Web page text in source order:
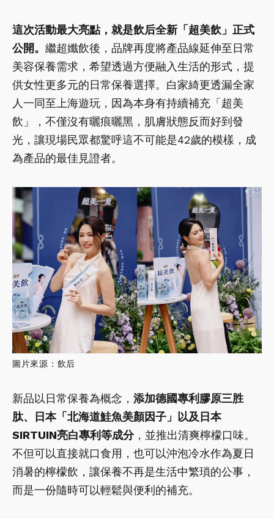
這次活動最大亮點，就是飲后全新「超美飲」正式
公開。 繼超孅飲後，品牌再度將產品線延伸至日常
美容保養需求，希望透過方便融入生活的形式，提
供女性更多元的日常保養選擇。白家綺更透漏全家
人一同至上海遊玩，因為本身有持續補充「超美
飲」，不僅沒有曬痕曬黑，肌膚狀態反而好到發
光，讓現場民眾都驚呼這不可能是42歲的模樣，成
為產品的最佳見證者。
圖片來源：飲后
新品以日常保養為概念， 添加德國專利膠原三胜
肽、日本「北海道鮭魚美顏因子」以及日本
SIRTUIN亮白專利等成分，並推出清爽檸檬口味。
不但可以直接就口食用，也可以沖泡冷水作為夏日
消暑的檸檬飲，讓保養不再是生活中繁瑣的公事，
而是一份隨時可以輕鬆與便利的補充。